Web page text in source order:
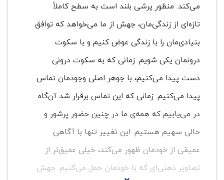
می‌کند. منظور پرشی بلند است به سطح کاملاً
تازه‌ای از زندگی‌مان، جهش از ما می‌خواهد که توافق
بنیادی‌مان را با زندگی عوض کنیم و با سکوت
درونمان یکی شویم. زمانی که به سکوت درونی
دست پیدا می‌کنیم، با جوهر اصلی وجودمان تماس
پیدا می‌کنیم. زمانی که این تماس برقرار شد آن‌گاه
در می‌یابیم که همه‌ی ما در چنین حضور پرشور و
حالی سهیم هستیم. این تغییر تنها با آگاهی
عمیقی از خودمان ظهور می‌کند، خیلی عمیق‌تر از
تصاویر ذهنی‌ای که با خودمان حمل می‌کنیم. جهش